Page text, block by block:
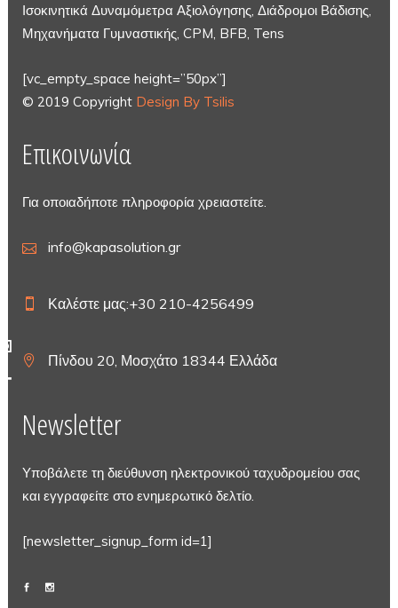
Ισοκινητικά Δυναμόμετρα Αξιολόγησης, Διάδρομοι Βάδισης,
Μηχανήματα Γυμναστικής, CPM, BFB, Tens
[vc_empty_space height=”50px”]
© 2019 Copyright Design By Tsilis
Επικοινωνία
Για οποιαδήποτε πληροφορία χρειαστείτε.
info@kapasolution.gr
Καλέστε μας:+30 210-4256499
Πίνδου 20, Μοσχάτο 18344 Ελλάδα
Newsletter
Υποβάλετε τη διεύθυνση ηλεκτρονικού ταχυδρομείου σας
και εγγραφείτε στο ενημερωτικό δελτίο.
[newsletter_signup_form id=1]